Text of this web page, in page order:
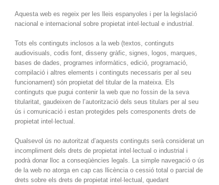
Aquesta web es regeix per les lleis espanyoles i per la legislació
nacional e internacional sobre propietat intel·lectual e industrial.
Tots els continguts inclosos a la web (textos, continguts
audiovisuals, codis font, disseny gràfic, signes, logos, marques,
bases de dades, programes informàtics, edició, programació,
compilació i altres elements i continguts necessaris per al seu
funcionament) són propietat del titular de la mateixa. Els
continguts que pugui contenir la web que no fossin de la seva
titularitat, gaudeixen de l’autorització dels seus titulars per al seu
ús i comunicació i estan protegides pels corresponents drets de
propietat intel·lectual.
Qualsevol ús no autoritzat d’aquests continguts serà considerat un
incompliment dels drets de propietat intel·lectual o industrial i
podrà donar lloc a conseqüències legals. La simple navegació o ús
de la web no atorga en cap cas llicència o cessió total o parcial de
drets sobre els drets de propietat intel·lectual, quedant